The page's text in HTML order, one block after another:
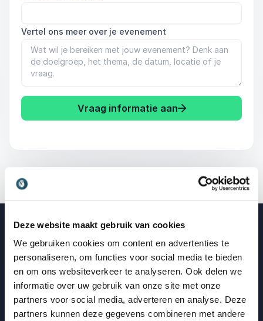
Deze website maakt gebruik van cookies
We gebruiken cookies om content en advertenties te
personaliseren, om functies voor social media te bieden
en om ons websiteverkeer te analyseren. Ook delen we
informatie over uw gebruik van onze site met onze
partners voor social media, adverteren en analyse. Deze
partners kunnen deze gegevens combineren met andere
Vertel ons meer over je evenement
Vraag informatie aan
Blogberichten over zorg en welzijn